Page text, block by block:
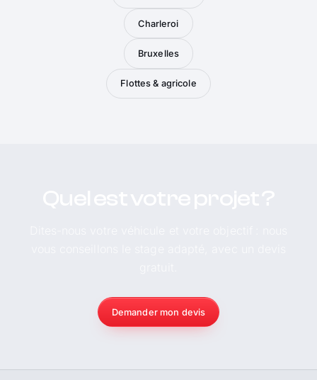
Charleroi
Bruxelles
Flottes & agricole
Demander mon devis